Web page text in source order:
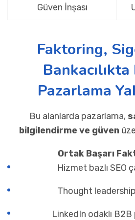
Güven İnşası
Faktoring,
Pazarlama
Bu alanlarda pazarlama,
bilgilendirme ve güven
Ortak Başarı
Hizmet bazlı SEO
Thought
LinkedIn odaklı